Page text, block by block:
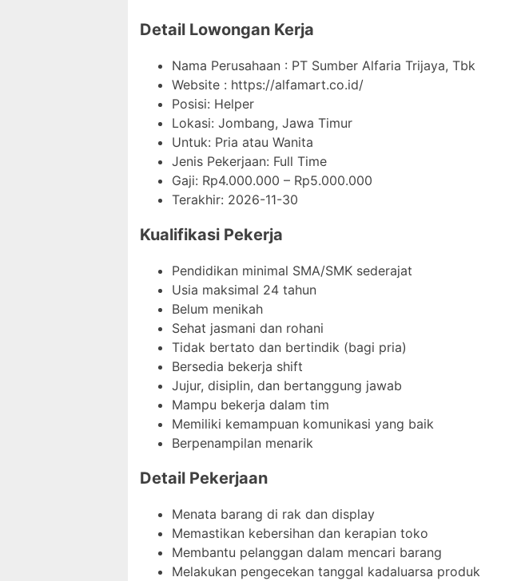
Detail Lowongan Kerja
Nama Perusahaan : PT Sumber Alfaria Trijaya, Tbk
Website : https://alfamart.co.id/
Posisi: Helper
Lokasi: Jombang, Jawa Timur
Untuk: Pria atau Wanita
Jenis Pekerjaan: Full Time
Gaji: Rp4.000.000 – Rp5.000.000
Terakhir: 2026-11-30
Kualifikasi Pekerja
Pendidikan minimal SMA/SMK sederajat
Usia maksimal 24 tahun
Belum menikah
Sehat jasmani dan rohani
Tidak bertato dan bertindik (bagi pria)
Bersedia bekerja shift
Jujur, disiplin, dan bertanggung jawab
Mampu bekerja dalam tim
Memiliki kemampuan komunikasi yang baik
Berpenampilan menarik
Detail Pekerjaan
Menata barang di rak dan display
Memastikan kebersihan dan kerapian toko
Membantu pelanggan dalam mencari barang
Melakukan pengecekan tanggal kadaluarsa produk